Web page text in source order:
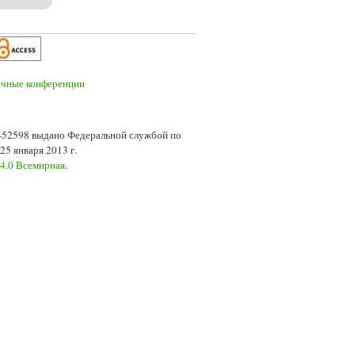
выдано Федеральной службой по
января 2013 г.
Всемирная.